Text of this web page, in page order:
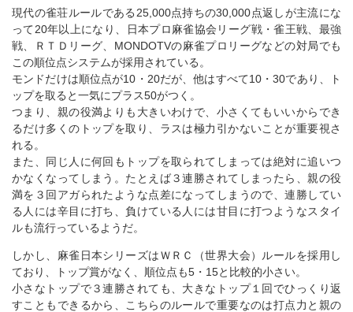
現代の雀荘ルールである25,000点持ちの30,000点返しが主流にな
って20年以上になり、日本プロ麻雀協会リーグ戦・雀王戦、最強
戦、ＲＴＤリーグ、MONDOTVの麻雀プロリーグなどの対局でも
この順位点システムが採用されている。
モンドだけは順位点が10・20だが、他はすべて10・30であり、ト
ップを取ると一気にプラス50がつく。
つまり、親の役満よりも大きいわけで、小さくてもいいからでき
るだけ多くのトップを取り、ラスは極力引かないことが重要視さ
れる。
また、同じ人に何回もトップを取られてしまっては絶対に追いつ
かなくなってしまう。たとえば３連勝されてしまったら、親の役
満を３回アガられたような点差になってしまうので、連勝してい
る人には辛目に打ち、負けている人には甘目に打つようなスタイ
ルも流行っているようだ。
しかし、麻雀日本シリーズはＷＲＣ（世界大会）ルールを採用し
ており、トップ賞がなく、順位点も5・15と比較的小さい。
小さなトップで３連勝されても、大きなトップ１回でひっくり返
すこともできるから、こちらのルールで重要なのは打点力と親の